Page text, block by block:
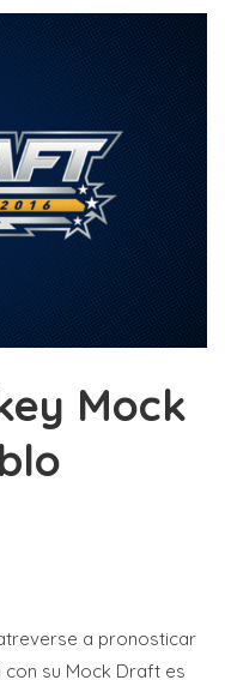
Mock
a pronosticar
su Mock Draft es